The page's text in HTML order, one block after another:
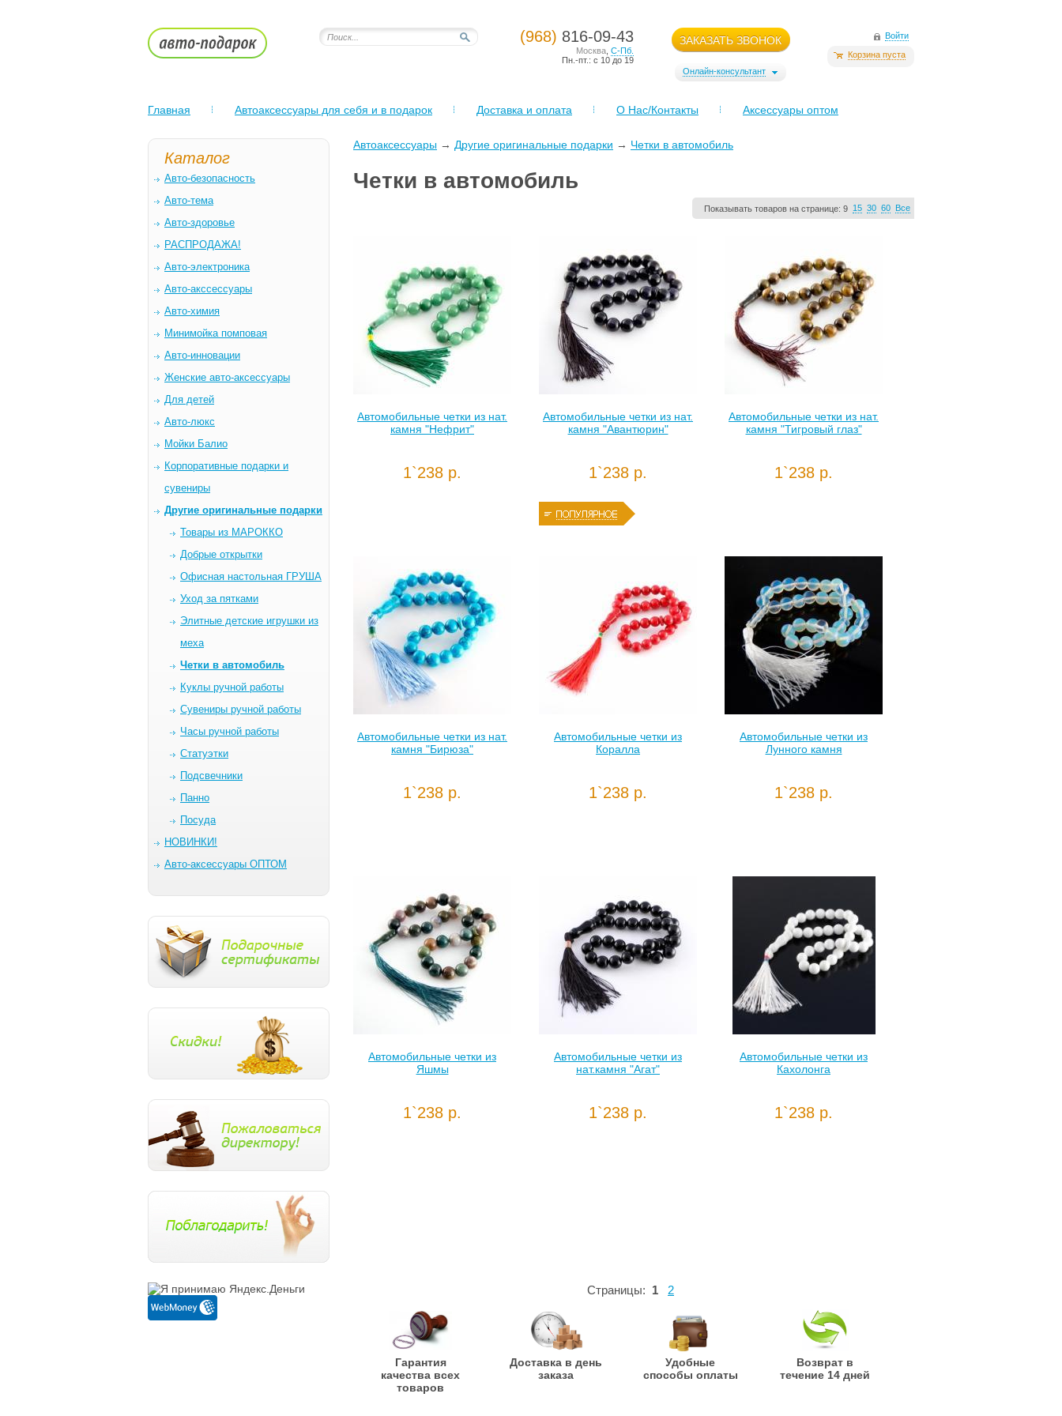
(968) 816-09-43
Москва С-Пб.
Пн.-пт.: с 10 до 19
ЗАКАЗАТЬ ЗВОНОК
Онлайн-консультант
Войти
Корзина пуста
Главная Автоаксессуары для себя и в подарок Доставка и оплата О Нас/Контакты Аксессуары оптом
Каталог
Авто-безопасность
Авто-тема
Авто-здоровье
РАСПРОДАЖА!
Авто-электроника
Авто-акссессуары
Авто-химия
Минимойка помповая
Авто-инновации
Женские авто-аксессуары
Для детей
Авто-люкс
Мойки Балио
Корпоративные подарки и
сувениры
Другие оригинальные подарки
Товары из МАРОККО
Добрые открытки
Офисная настольная ГРУША
Уход за пятками
Элитные детские игрушки из
меха
Четки в автомобиль
Куклы ручной работы
Сувениры ручной работы
Часы ручной работы
Статуэтки
Подсвечники
Панно
Посуда
НОВИНКИ!
Авто-аксессуары ОПТОМ
Автоаксессуары → Другие оригинальные подарки → Четки в автомобиль
Четки в автомобиль
Показывать товаров на странице: 9 15 30 60 Все
Автомобильные четки из нат.
камня "Нефрит"
1`238 р.
Автомобильные четки из нат.
камня "Авантюрин"
1`238 р.
Автомобильные четки из нат.
камня "Тигровый глаз"
1`238 р.
Автомобильные четки из нат.
камня "Бирюза"
1`238 р.
Автомобильные четки из
Коралла
1`238 р.
Автомобильные четки из
Лунного камня
1`238 р.
Автомобильные четки из
Яшмы
1`238 р.
Автомобильные четки из
нат.камня "Агат"
1`238 р.
Автомобильные четки из
Кахолонга
1`238 р.
Страницы: 1 2
Гарантия
качества всех
товаров
Доставка в день
заказа
Удобные
способы оплаты
Возврат в
течение 14 дней